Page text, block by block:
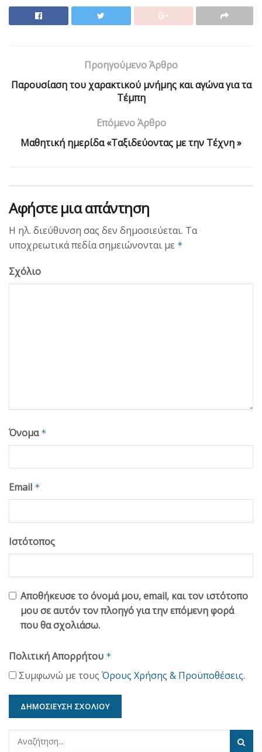
Προηγούμενο Άρθρο
Παρουσίαση του χαρακτικού μνήμης και αγώνα για τα
Τέμπη
Επόμενο Άρθρο
Μαθητική ημερίδα «Ταξιδεύοντας με την Τέχνη »
Αφήστε μια απάντηση
Η ηλ. διεύθυνση σας δεν δημοσιεύεται. Τα
υποχρεωτικά πεδία σημειώνονται με *
Σχόλιο
Όνομα *
Email *
Ιστότοπος
Αποθήκευσε το όνομά μου, email, και τον ιστότοπο
μου σε αυτόν τον πλοηγό για την επόμενη φορά
που θα σχολιάσω.
Πολιτική Απορρήτου *
Συμφωνώ με τους Όρους Χρήσης & Προϋποθέσεις.